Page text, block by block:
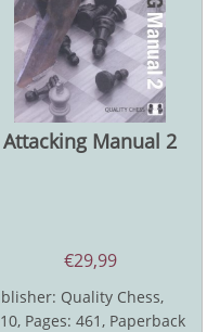
Attacking Manual 2
€29,99
Quality Chess,
Pages: 461, Paperback